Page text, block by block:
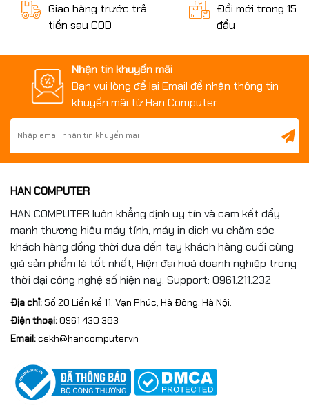
Giao hàng trước trả
tiền sau COD
Đổi mới trong 15
đầu
Nhận tin khuyến mãi
Bạn vui lòng để lại Email để nhận thông tin
khuyến mãi từ Han Computer
HAN COMPUTER
HAN COMPUTER luôn khẳng định uy tín và cam kết đẩy
mạnh thương hiệu máy tính, máy in dịch vụ chăm sóc
khách hàng đồng thời đưa đến tay khách hàng cuối cùng
giá sản phẩm là tốt nhất, Hiện đại hoá doanh nghiệp trong
thời đại công nghệ số hiện nay. Support: 0961.211.232
Địa chỉ:Số 20 Liền kề 11, Vạn Phúc, Hà Đông, Hà Nội.
Điện thoại:0961 430 383
Email:cskh@hancomputer.vn